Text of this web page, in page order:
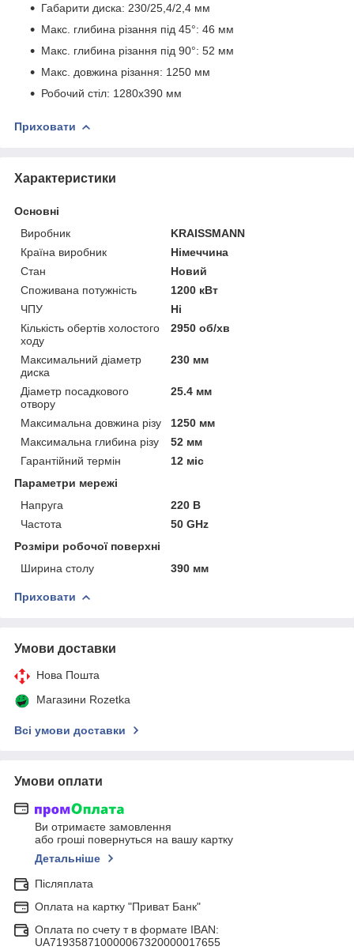
Габарити диска: 230/25,4/2,4 мм
Макс. глибина різання під 45°: 46 мм
Макс. глибина різання під 90°: 52 мм
Макс. довжина різання: 1250 мм
Робочий стіл: 1280х390 мм
Приховати
Характеристики
Основні
Виробник
KRAISSMANN
Країна виробник
Німеччина
Стан
Новий
Споживана потужність
1200 кВт
ЧПУ
Ні
Кількість обертів холостого
ходу
2950 об/хв
Максимальний діаметр
диска
230 мм
Діаметр посадкового
отвору
25.4 мм
Максимальна довжина різу
1250 мм
Максимальна глибина різу
52 мм
Гарантійний термін
12 міс
Параметри мережі
Напруга
220 В
Частота
50 GHz
Розміри робочої поверхні
Ширина столу
390 мм
Приховати
Умови доставки
Нова Пошта
Магазини Rozetka
Всі умови доставки
Умови оплати
Ви отримаєте замовлення
або гроші повернуться на вашу картку
Детальніше
Післяплата
Оплата на картку "Приват Банк"
Оплата по счету т в формате IBAN:
UA719358710000067320000017655